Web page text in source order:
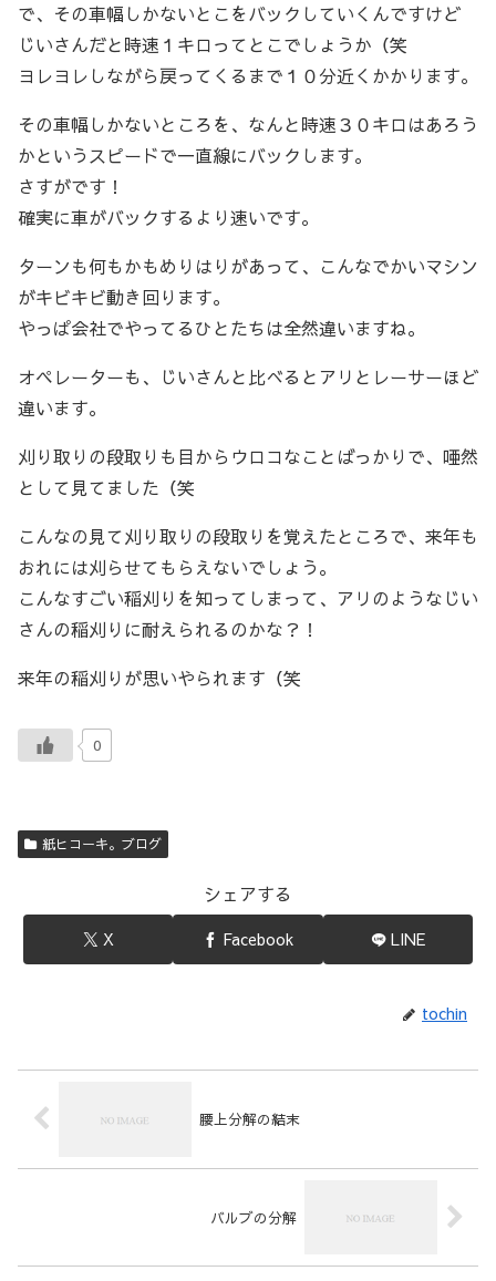
で、その車幅しかないとこをバックしていくんですけど
じいさんだと時速１キロってとこでしょうか（笑
ヨレヨレしながら戻ってくるまで１０分近くかかります。
その車幅しかないところを、なんと時速３０キロはあろう
かというスピードで一直線にバックします。
さすがです！
確実に車がバックするより速いです。
ターンも何もかもめりはりがあって、こんなでかいマシン
がキビキビ動き回ります。
やっぱ会社でやってるひとたちは全然違いますね。
オペレーターも、じいさんと比べるとアリとレーサーほど
違います。
刈り取りの段取りも目からウロコなことばっかりで、唖然
として見てました（笑
こんなの見て刈り取りの段取りを覚えたところで、来年も
おれには刈らせてもらえないでしょう。
こんなすごい稲刈りを知ってしまって、アリのようなじい
さんの稲刈りに耐えられるのかな？！
来年の稲刈りが思いやられます（笑
0
紙ヒコーキ。ブログ
シェアする
X Facebook LINE
tochin
腰上分解の結末
バルブの分解